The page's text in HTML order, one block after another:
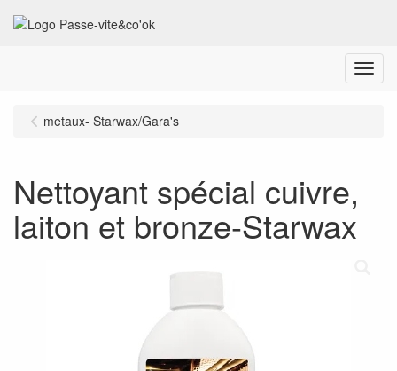
Menu
metaux- Starwax/Gara's
Nettoyant spécial cuivre,
laiton et bronze-Starwax